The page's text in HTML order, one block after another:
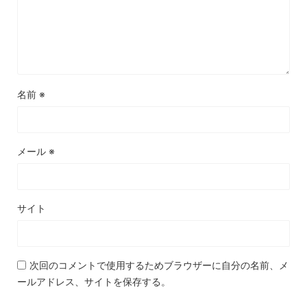
名前 ※
メール ※
サイト
次回のコメントで使用するためブラウザーに自分の名前、メ
ールアドレス、サイトを保存する。